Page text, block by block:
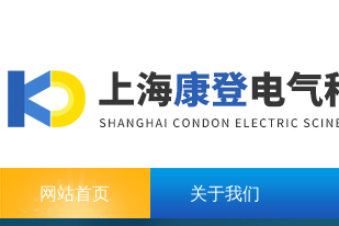
网站首页 关于我们